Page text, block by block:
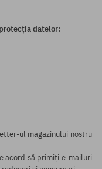
datelor:
ul magazinului nostru
acord să primiți e-mailuri